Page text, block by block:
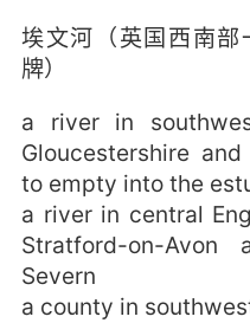
埃文河（英国西南
牌）
a river in
Gloucestershire
to empty into the
a river in central
Stratford-on-
Severn
a county in